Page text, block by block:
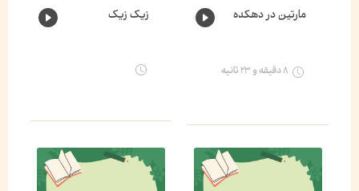
مارتین در دهکده
۸ دقیقه و ۲۳ ثانیه
زیک زیک